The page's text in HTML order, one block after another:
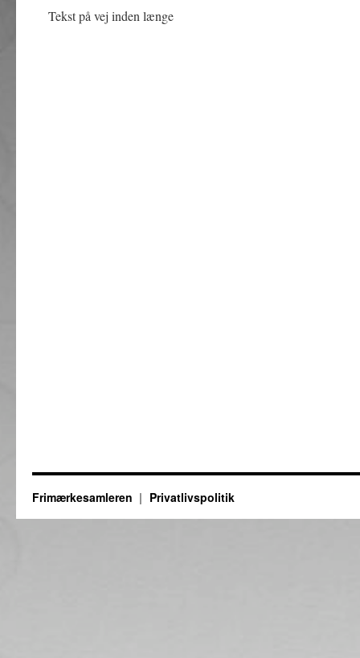
Tekst på vej inden længe
Frimærkesamleren Privatlivspolitik